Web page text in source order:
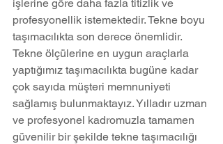
işlerine göre daha fazla titizlik ve
profesyonellik istemektedir. Tekne boyu
taşımacılıkta son derece önemlidir.
Tekne ölçülerine en uygun araçlarla
yaptığımız taşımacılıkta bugüne kadar
çok sayıda müşteri memnuniyeti
sağlamış bulunmaktayız. Yılladır uzman
ve profesyonel kadromuzla tamamen
güvenilir bir şekilde tekne taşımacılığı